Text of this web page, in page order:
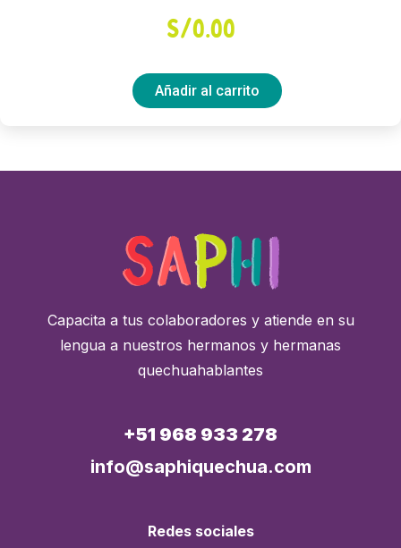
S/0.00
Añadir al carrito
Capacita a tus colaboradores y atiende en su
lengua a nuestros hermanos y hermanas
quechuahablantes
+51 968 933 278
info@saphiquechua.com
Redes sociales